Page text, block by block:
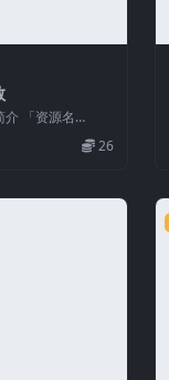
「资源名
26